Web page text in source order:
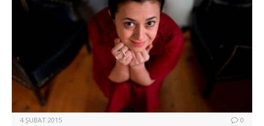
4 ŞUBAT 2015 0